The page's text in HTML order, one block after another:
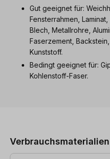
Gut geeignet für:
Fensterrahmen,
Blech, Metallrohre,
Faserzement,
Kunststoff.
Bedingt geeignet für:
Kohlenstoff-Faser.
Verbrauchsmaterialien